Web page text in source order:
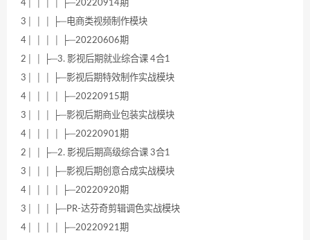
4│ │ │ │ ├─20220914期
3│ │ │ ├─电商类视频制作模块
4│ │ │ │ ├─20220606期
2│ │ ├─3. 影视后期就业综合课 4合1
3│ │ │ ├─影视后期特效制作实战模块
4│ │ │ │ ├─20220915期
3│ │ │ ├─影视后期商业包装实战模块
4│ │ │ │ ├─20220901期
2│ │ ├─2. 影视后期高级综合课 3合1
3│ │ │ ├─影视后期创意合成实战模块
4│ │ │ │ ├─20220920期
3│ │ │ ├─PR-达芬奇剪辑调色实战模块
4│ │ │ │ ├─20220921期